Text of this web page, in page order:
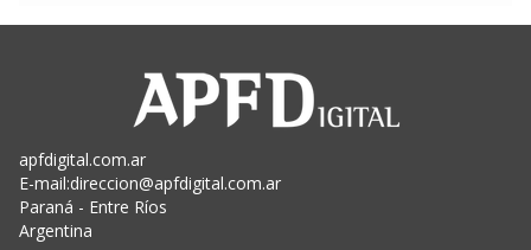
apfdigital.com.ar
E-mail:direccion@apfdigital.com.ar
Paraná - Entre Ríos
Argentina